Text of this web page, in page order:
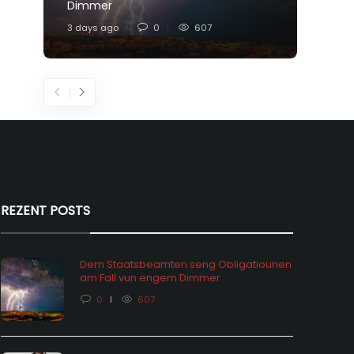
Dimmer
3 days ago 0 607
REZENT POSTS
Dem Staatsbeamten seng Obligatiounen
am Fall vun engem Dimmer
0 607